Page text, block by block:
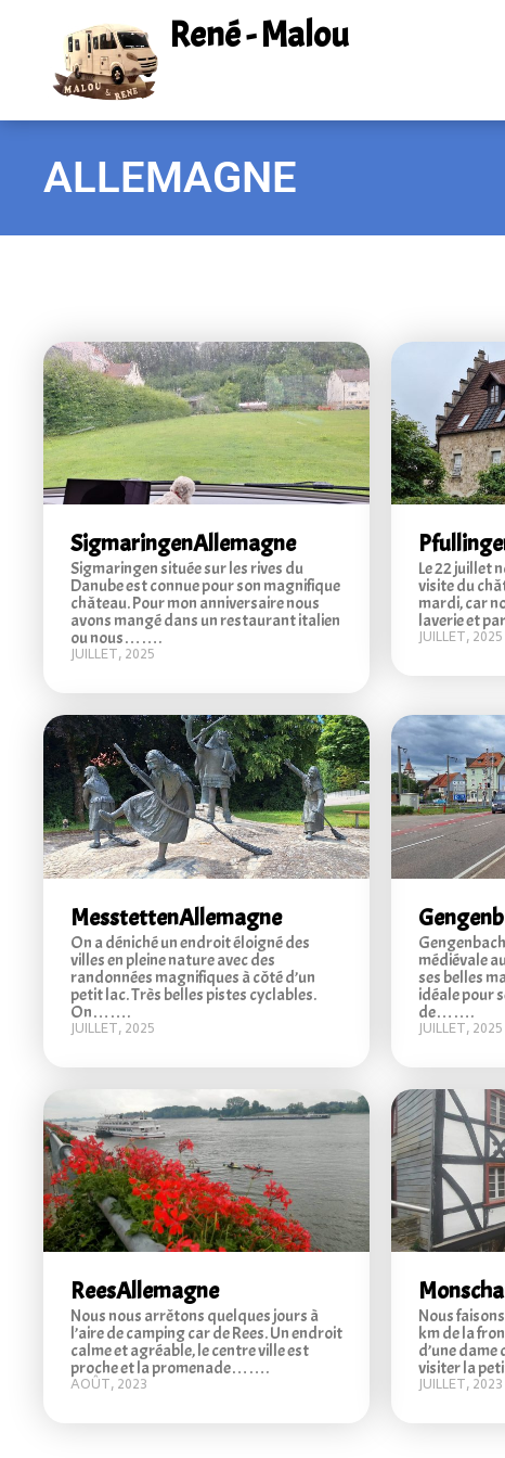
René - Malou
ALLEMAGNE
SigmaringenAllemagne
Sigmaringen située sur les rives du
Danube est connue pour son magnifique
château. Pour mon anniversaire nous
avons mangé dans un restaurant italien
ou nous…….
JUILLET, 2025
Le 22 juillet
visite du
mardi, car
laverie et
JUILLET, 2025
MesstettenAllemagne
On a déniché un endroit éloigné des
villes en pleine nature avec des
randonnées magnifiques à côté d’un
petit lac. Très belles pistes cyclables.
On…….
JUILLET, 2025
médiévale
ses belles
idéale pour
de…….
JUILLET, 2025
ReesAllemagne
Nous nous arrêtons quelques jours à
l’aire de camping car de Rees. Un endroit
calme et agréable, le centre ville est
proche et la promenade…….
AOÛT, 2023
Nous
km de la
d’une
visiter la
JUILLET, 2023